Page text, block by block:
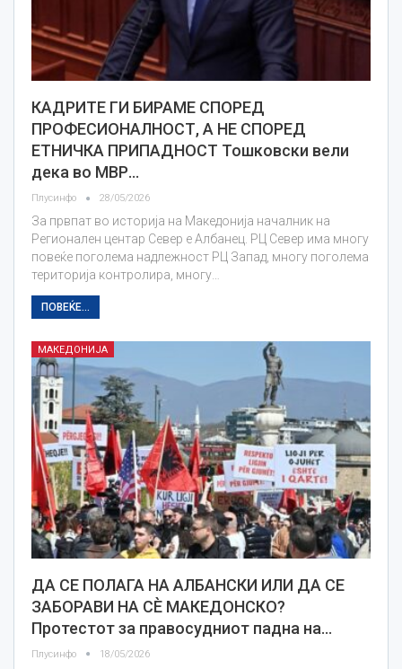
КАДРИТЕ ГИ БИРАМЕ СПОРЕД
ПРОФЕСИОНАЛНОСТ, А НЕ СПОРЕД
ЕТНИЧКА ПРИПАДНОСТ Тошковски вели
дека во МВР…
Плусинфо 28/05/2026
За првпат во историја на Македонија началник на
Регионален центар Север е Албанец. РЦ Север има многу
повеќе поголема надлежност РЦ Запад, многу поголема
територија контролира, многу…
ПОВЕЌЕ...
МАКЕДОНИЈА
ДА СЕ ПОЛАГА НА АЛБАНСКИ ИЛИ ДА СЕ
ЗАБОРАВИ НА СЀ МАКЕДОНСКО?
Протестот за правосудниот падна на…
Плусинфо 18/05/2026